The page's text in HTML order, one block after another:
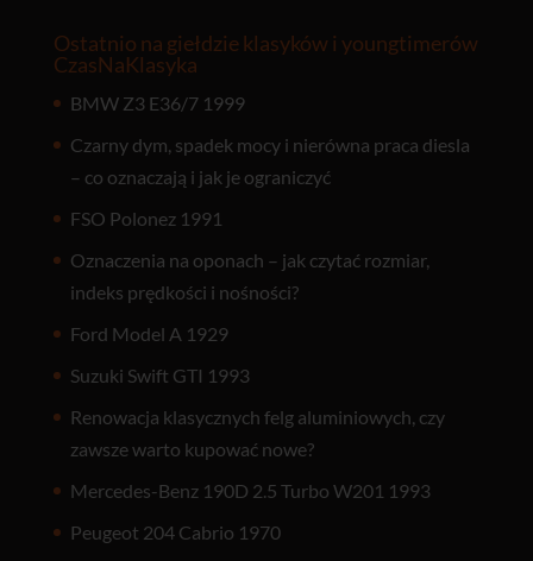
Ostatnio na giełdzie klasyków i youngtimerów
CzasNaKlasyka
BMW Z3 E36/7 1999
Czarny dym, spadek mocy i nierówna praca diesla
– co oznaczają i jak je ograniczyć
FSO Polonez 1991
Oznaczenia na oponach – jak czytać rozmiar,
indeks prędkości i nośności?
Ford Model A 1929
Suzuki Swift GTI 1993
Renowacja klasycznych felg aluminiowych, czy
zawsze warto kupować nowe?
Mercedes-Benz 190D 2.5 Turbo W201 1993
Peugeot 204 Cabrio 1970